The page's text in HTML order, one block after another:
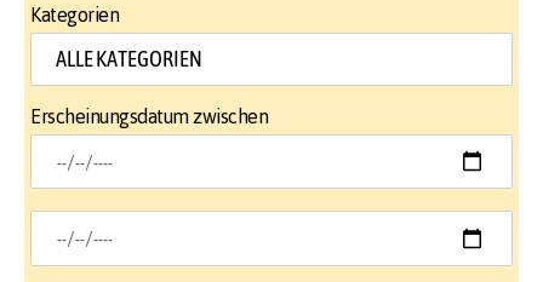
Kategorien
Erscheinungsdatum zwischen